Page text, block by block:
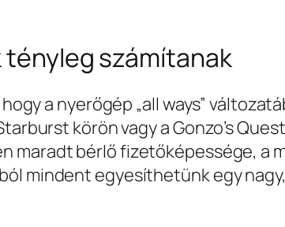
számítanak
a nyerőgép „all ways”
körön vagy a Gonzo’s
maradt bérlő fizetőképessége, a
mindent egyesíthetünk egy